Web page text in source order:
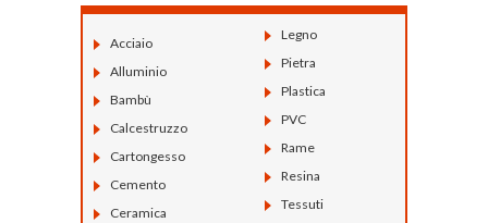
Acciaio
Alluminio
Bambù
Calcestruzzo
Cartongesso
Cemento
Ceramica
Legno
Pietra
Plastica
PVC
Rame
Resina
Tessuti